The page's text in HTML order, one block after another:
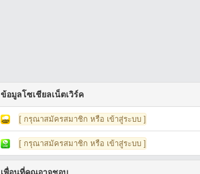
ข้อมูลโซเชียลเน็ตเวิร์ค
[ กรุณาสมัครสมาชิก หรือ เข้าสู่ระบบ ]
[ กรุณาสมัครสมาชิก หรือ เข้าสู่ระบบ ]